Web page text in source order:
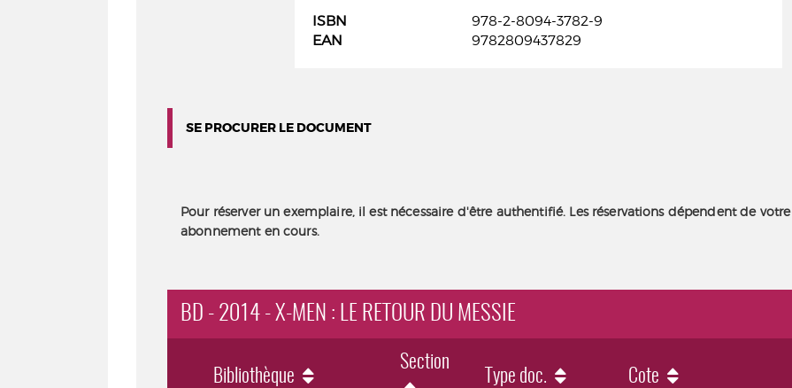
ISBN
978-2-8094-3782-9
EAN
9782809437829
SE PROCURER LE DOCUMENT
Pour réserver un exemplaire, il est nécessaire d'être authentifié. Les réservations dépendent de votre
abonnement en cours.
BD - 2014 - X-MEN : LE RETOUR DU MESSIE
Bibliothèque
Section
Type doc. Cote